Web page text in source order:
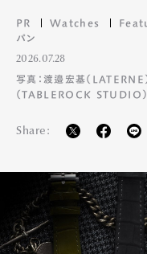
PR Watches
パン
2026.07.28
写真：渡邉宏基（LATERNE
（TABLEROCK STUDIO）
Share: